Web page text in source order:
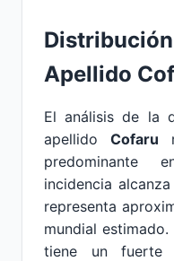
Apellido
El análisis de la
apellido Cofaru
predominante
incidencia
representa
mundial
tiene un fuerte